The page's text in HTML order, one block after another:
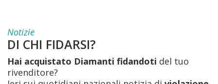
Notizie
DI CHI FIDARSI?
Hai acquistato Diamanti fidandoti del tuo
rivenditore?